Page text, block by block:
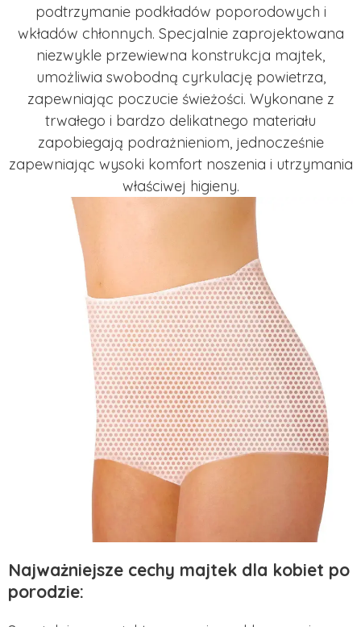
podtrzymanie podkładów poporodowych i
wkładów chłonnych. Specjalnie zaprojektowana
niezwykle przewiewna konstrukcja majtek,
umożliwia swobodną cyrkulację powietrza,
zapewniając poczucie świeżości. Wykonane z
trwałego i bardzo delikatnego materiału
zapobiegają podrażnieniom, jednocześnie
zapewniając wysoki komfort noszenia i utrzymania
właściwej higieny.
Najważniejsze cechy majtek dla kobiet po
porodzie: